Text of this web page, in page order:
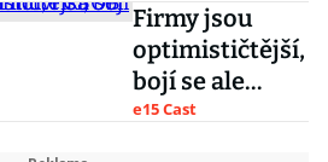
Firmy jsou
optimističtější,
bojí se ale
nedostatku
e15 Cast